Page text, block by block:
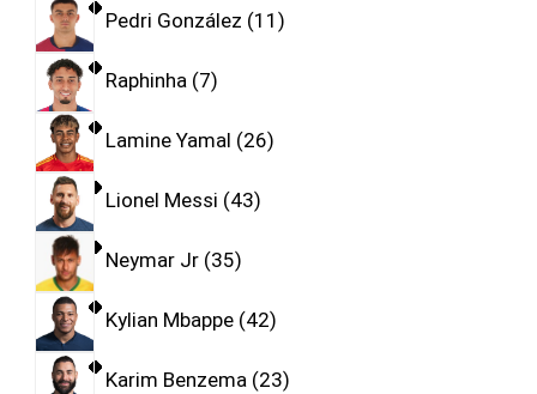
Pedri González 11
Raphinha 7
Lamine Yamal 26
Lionel Messi 43
Neymar Jr 35
Kylian Mbappe 42
Karim Benzema 23